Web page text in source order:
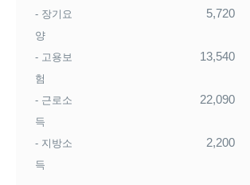
- 장기요
양
5,720
- 고용보
험
13,540
- 근로소
득
22,090
- 지방소
득
2,200